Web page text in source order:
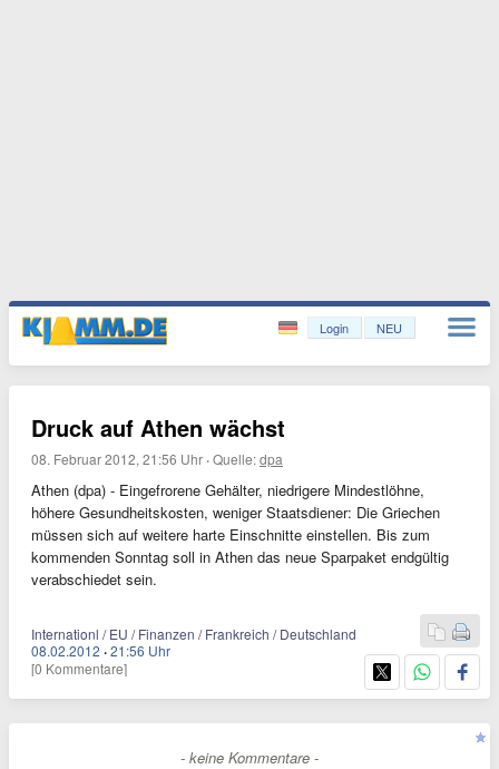
Login NEU
Druck auf Athen wächst
08. Februar 2012, 21:56 Uhr ·Quelle:dpa
Athen (dpa) - Eingefrorene Gehälter, niedrigere Mindestlöhne,
höhere Gesundheitskosten, weniger Staatsdiener: Die Griechen
müssen sich auf weitere harte Einschnitte einstellen. Bis zum
kommenden Sonntag soll in Athen das neue Sparpaket endgültig
verabschiedet sein.
Internationl / EU / Finanzen / Frankreich / Deutschland
08.02.2012 ·21:56 Uhr
[0 Kommentare]
- keine Kommentare -